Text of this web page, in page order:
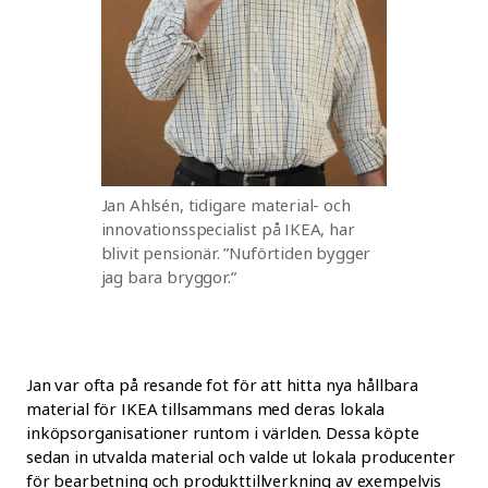
Jan Ahlsén, tidigare material- och
innovationsspecialist på IKEA, har
blivit pensionär. ”Nuförtiden bygger
jag bara bryggor.”
Jan var ofta på resande fot för att hitta nya hållbara
material för IKEA tillsammans med deras lokala
inköpsorganisationer runtom i världen. Dessa köpte
sedan in utvalda material och valde ut lokala producenter
för bearbetning och produkttillverkning av exempelvis